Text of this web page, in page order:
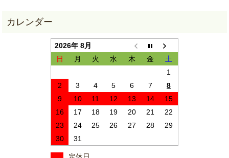
2026年 8月
日
月 火 水 木 金
土
1
2
3 4 5 6 7
8
9
10 11 12 13 14
15
16
17 18 19 20 21
22
23
24 25 26 27 28
29
30
31
定休日